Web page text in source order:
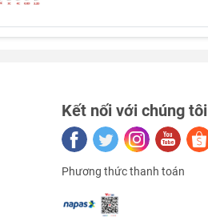
Kết nối với chúng tôi
Phương thức thanh toán